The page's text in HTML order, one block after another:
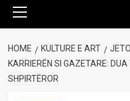
Menu
HOME KULTURE E ART
KARRIERËN SI GAZETARE:
SHPIRTËROR